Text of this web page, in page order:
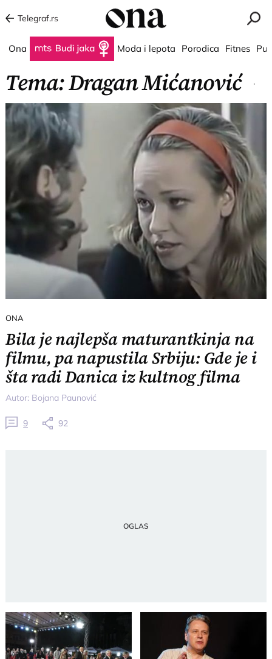
Telegraf.rs
Ona Budi jaka Moda i lepota Porodica Fitnes
Tema: Dragan Mićanović
ONA
Bila je najlepša maturantkinja na
filmu, pa napustila Srbiju: Gde je i
šta radi Danica iz kultnog filma
Autor: Bojana Paunović
9 92